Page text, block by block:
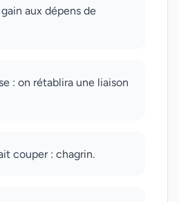
aux dépens de
: on rétablira une liaison
couper : chagrin.